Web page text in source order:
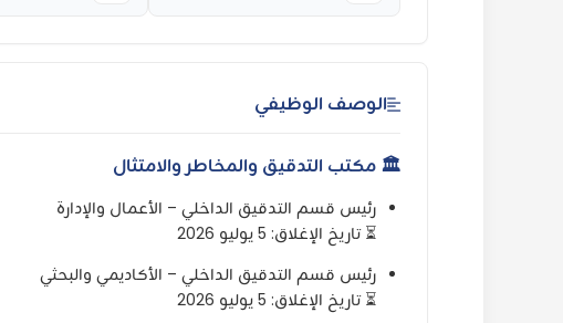
الوصف الوظيفي
🏛️ مكتب التدقيق والمخاطر والامتثال
رئيس قسم التدقيق الداخلي – الأعمال والإدارة
⏳ تاريخ الإغلاق: 5 يوليو 2026
رئيس قسم التدقيق الداخلي – الأكاديمي والبحثي
⏳ تاريخ الإغلاق: 5 يوليو 2026